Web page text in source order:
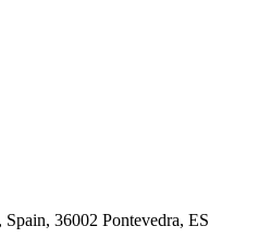
36002 Pontevedra, ES